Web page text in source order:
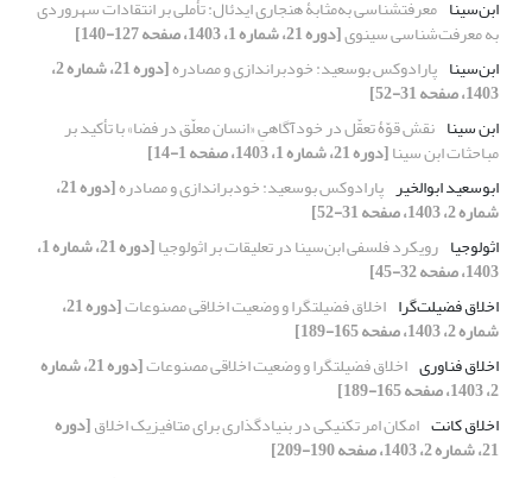
ابن‌سینا
معرفت‎شناسی به‌مثابۀ هنجاری ایدئال: تأملی بر انتقادات سهروردی
به معرفت‌شناسی سینوی[دوره 21، شماره 1، 1403، صفحه 127-140]
ابن‌سینا پارادوکس بوسعید: خودبراندازی و مصادره [دوره 21، شماره 2،
1403، صفحه 31-52]
ابن سینا نقش قوّۀ تعقّل در خودآگاهیِ «انسان معلّق در فضا» با تأکید بر
مباحثات ابن سینا[دوره 21، شماره 1، 1403، صفحه 1-14]
ابوسعید ابوالخیر پارادوکس بوسعید: خودبراندازی و مصادره [دوره 21،
شماره 2، 1403، صفحه 31-52]
اثولوجیا رویکرد فلسفی ابن‌سینا در تعلیقات بر اثولوجیا [دوره 21، شماره 1،
1403، صفحه 32-45]
اخلاق فضیلت‌گرا اخلاق فضیلت‎گرا و وضعیت اخلاقی مصنوعات [دوره 21،
شماره 2، 1403، صفحه 165-189]
اخلاق فناوری اخلاق فضیلت‎گرا و وضعیت اخلاقی مصنوعات [دوره 21، شماره
2، 1403، صفحه 165-189]
اخلاق کانت امکان امر تکنیکی در بنیادگذاری برای متافیزیک اخلاق[دوره
21، شماره 2، 1403، صفحه 190-209]